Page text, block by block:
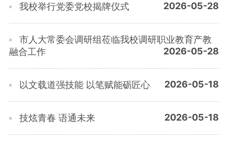
我校举行党委党校揭牌仪式 2026-05-28
市人大常委会调研组莅临我校调研职业教育产教
融合工作
2026-05-28
以文载道强技能 以笔赋能砺匠心 2026-05-18
技炫青春 语通未来 2026-05-18